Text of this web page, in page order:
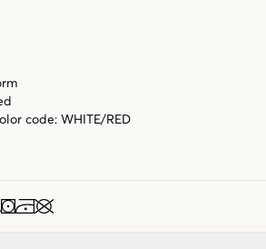
code: WHITE/RED